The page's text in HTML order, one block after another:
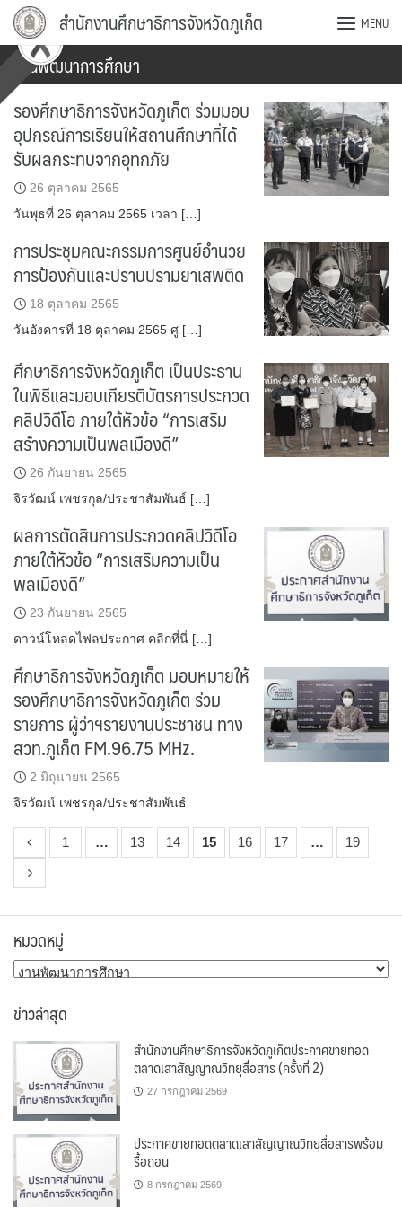
Skip
content
สำนักงานศึกษาธิการจังหวัดภูเก็ต MENU
งานพัฒนาการศึกษา
รองศึกษาธิการจังหวัดภูเก็ต ร่วมมอบ
อุปกรณ์การเรียนให้สถานศึกษาที่ได้
รับผลกระทบจากอุทกภัย
26 ตุลาคม 2565
วันพุธที่ 26 ตุลาคม 2565 เวลา […]
การประชุมคณะกรรมการศูนย์อำนวย
การป้องกันและปราบปรามยาเสพติด
18 ตุลาคม 2565
วันอังคารที่ 18 ตุลาคม 2565 ศู […]
ศึกษาธิการจังหวัดภูเก็ต เป็นประธาน
ในพิธีและมอบเกียรติบัตรการประกวด
คลิปวิดีโอ ภายใต้หัวข้อ “การเสริม
สร้างความเป็นพลเมืองดี”
26 กันยายน 2565
จิรวัฒน์ เพชรกุล/ประชาสัมพันธ์ […]
ผลการตัดสินการประกวดคลิปวิดีโอ
ภายใต้หัวข้อ “การเสริมความเป็น
พลเมืองดี”
23 กันยายน 2565
ดาวน์โหลดไฟลประกาศ คลิกที่นี่ […]
ศึกษาธิการจังหวัดภูเก็ต มอบหมายให้
รองศึกษาธิการจังหวัดภูเก็ต ร่วม
รายการ ผู้ว่าฯรายงานประชาชน ทาง
สวท.ภูเก็ต FM.96.75 MHz.
2 มิถุนายน 2565
จิรวัฒน์ เพชรกุล/ประชาสัมพันธ์
1 … 13 14 15 16 17 … 19
หมวดหมู่
หมวด
ข่าวล่าสุด
สำนักงานศึกษาธิการจังหวัดภูเก็ตประกาศขายทอด
ตลาดเสาสัญญาณวิทยุสื่อสาร (ครั้งที่ 2)
27 กรกฎาคม 2569
ประกาศขายทอดตลาดเสาสัญญาณวิทยุสื่อสารพร้อม
รื้อถอน
8 กรกฎาคม 2569